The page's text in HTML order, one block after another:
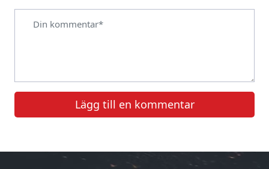
Lägg till en kommentar